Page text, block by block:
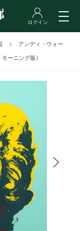
アンディ・ウォー
ーニング版）